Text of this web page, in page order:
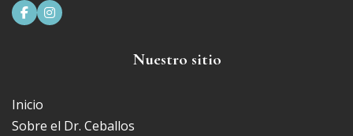
 
Nuestro sitio
Inicio
Sobre el Dr. Ceballos